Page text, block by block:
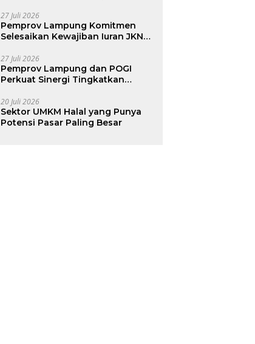
27 Juli 2026
Pemprov Lampung Komitmen
Selesaikan Kewajiban Iuran JKN
Kepesertaan BPJS Kesehatan
27 Juli 2026
Pemprov Lampung dan POGI
Perkuat Sinergi Tingkatkan
20 Juli 2026
Sektor UMKM Halal yang Punya
Potensi Pasar Paling Besar